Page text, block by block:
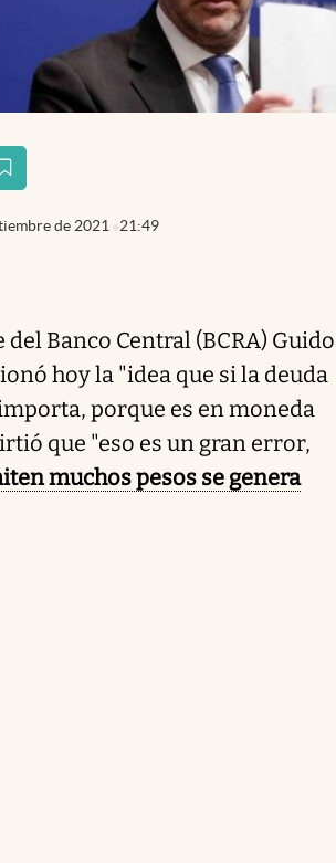
de 2021 21:49
pestaña
pestaña
Banco Central (BCRA) Guido
hoy la "idea que si la deuda
porque es en moneda
que "eso es un gran error,
muchos pesos se genera